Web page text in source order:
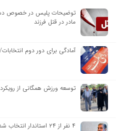
توضیحات پلیس در خصوص
مادر در قتل فرزند
آمادگی برای دور دوم انتخابات/ پیش بینی
توسعه ورزش همگانی از
۴ نفر از ۲۴ استاندار انتخاب شده اصلاح طلب هستند